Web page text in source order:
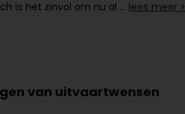
is het zinvol om nu al … lees meer >
van uitvaartwensen